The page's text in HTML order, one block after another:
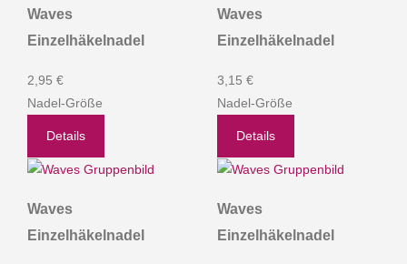
Waves
Einzelhäkelnadel
2,95 €
Nadel-Größe
Details
Waves
Einzelhäkelnadel
3,15 €
Nadel-Größe
Details
Waves
Einzelhäkelnadel
Waves
Einzelhäkelnadel